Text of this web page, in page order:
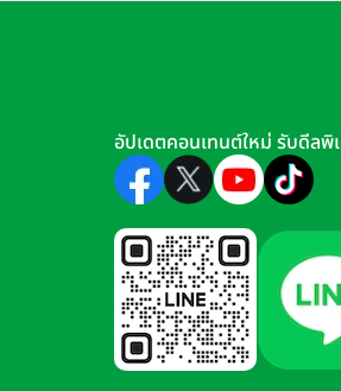
กัด (มหาชน)
เขตลาดกระบัง กรุงเทพมหานคร 10520
อัปเดตคอนเทนต์ใหม่ รับดีลพิ